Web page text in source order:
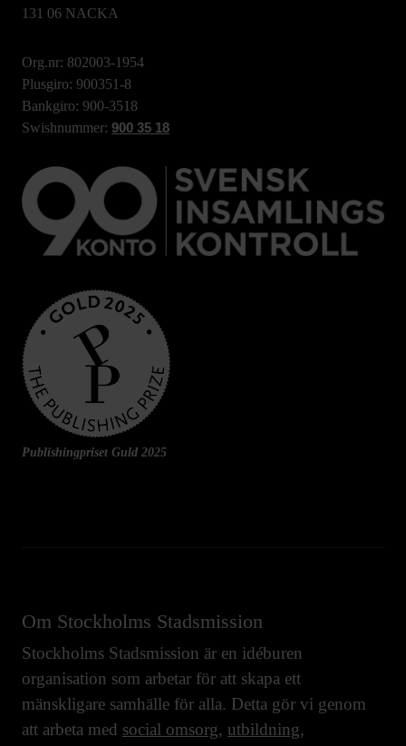
131 06 NACKA
Org.nr: 802003-1954
Plusgiro: 900351-8
Bankgiro: 900-3518
Swishnummer: 900 35 18
Publishingpriset Guld 2025
Om Stockholms Stadsmission
Stockholms Stadsmission är en idéburen
organisation som arbetar för att skapa ett
mänskligare samhälle för alla. Detta gör vi genom
att arbeta med social omsorg, utbildning,